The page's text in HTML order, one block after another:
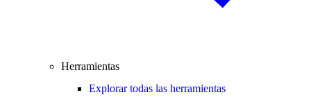
Herramientas
Explorar todas las herramientas